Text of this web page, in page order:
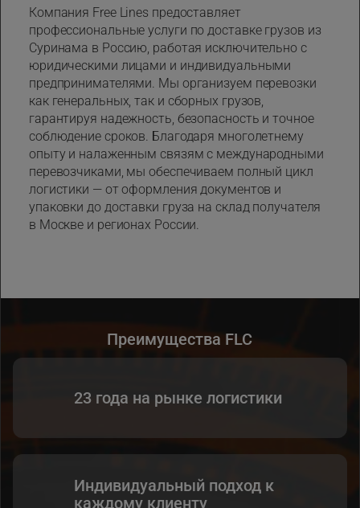
Компания Free Lines предоставляет
профессиональные услуги по доставке грузов из
Суринама в Россию, работая исключительно с
юридическими лицами и индивидуальными
предпринимателями. Мы организуем перевозки
как генеральных, так и сборных грузов,
гарантируя надежность, безопасность и точное
соблюдение сроков. Благодаря многолетнему
опыту и налаженным связям с международными
перевозчиками, мы обеспечиваем полный цикл
логистики — от оформления документов и
упаковки до доставки груза на склад получателя
в Москве и регионах России.
Преимущества FLC
23 года на рынке логистики
Индивидуальный подход к
каждому клиенту